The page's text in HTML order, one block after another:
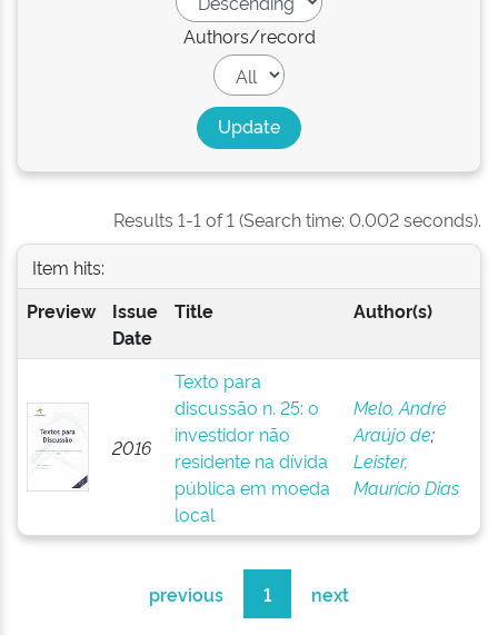
Authors/record
Results 1-1 of 1 (Search time: 0.002 seconds).
Item hits:
Preview
Issue
Date
Title Author(s)
2016
Texto para
discussão n. 25: o
investidor não
residente na dívida
pública em moeda
local
Melo, André
Araújo de;
Leister,
Maurício Dias
previous 1 next